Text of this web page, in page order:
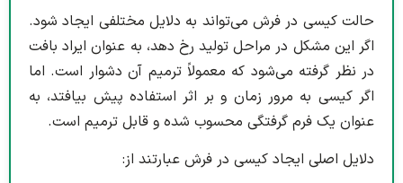
حالت کیسی در فرش می‌تواند به دلایل مختلفی ایجاد شود.
اگر این مشکل در مراحل تولید رخ دهد، به عنوان ایراد بافت
در نظر گرفته می‌شود که معمولاً ترمیم آن دشوار است. اما
اگر کیسی به مرور زمان و بر اثر استفاده پیش بیافتد، به
عنوان یک فرم گرفتگی محسوب شده و قابل ترمیم است.
دلایل اصلی ایجاد کیسی در فرش عبارتند از: